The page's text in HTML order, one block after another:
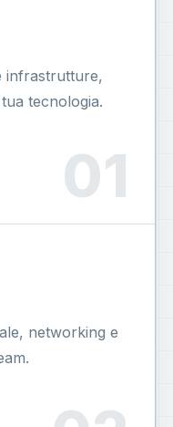
infrastrutture,
tecnologia.
networking e